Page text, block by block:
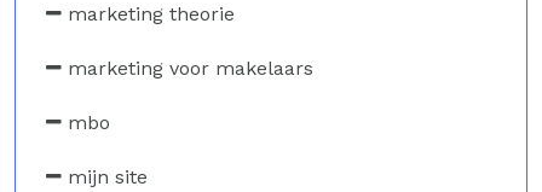
marketing theorie
marketing voor makelaars
mbo
mijn site